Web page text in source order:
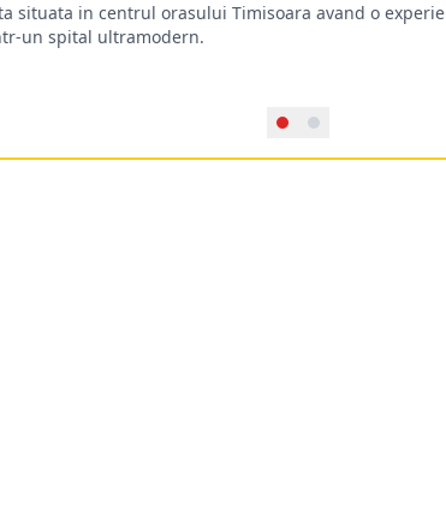
situata in centrul orasului Timisoara avand o
un spital ultramodern.